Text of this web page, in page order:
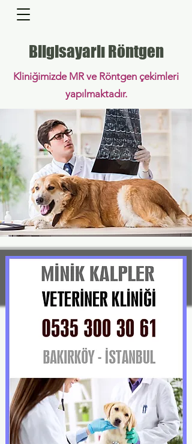
Bilgisayarlı Röntgen
Kliniğimizde MR ve Röntgen çekimleri
yapılmaktadır.